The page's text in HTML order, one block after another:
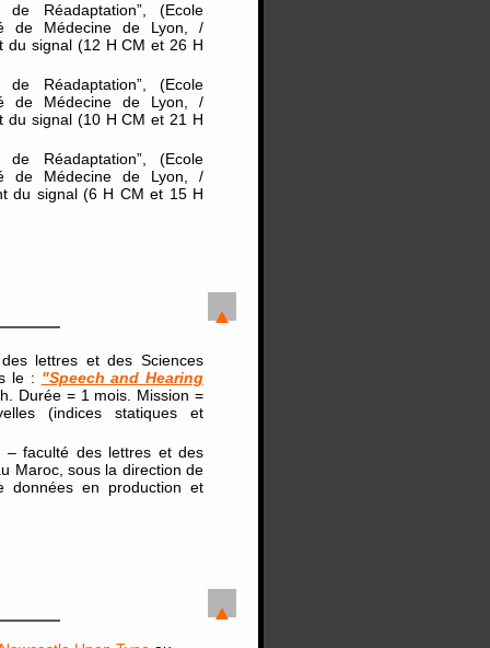
de Réadaptation”, (Ecole
de Médecine de Lyon, /
signal (12 H CM et 26 H
de Réadaptation”, (Ecole
de Médecine de Lyon, /
signal (10 H CM et 21 H
de Réadaptation”, (Ecole
de Médecine de Lyon, /
du signal (6 H CM et 15 H
lettres et des Sciences
le : "Speech and Hearing
Durée = 1 mois. Mission =
(indices statiques et
– faculté des lettres et des
Maroc, sous la direction de
données en production et